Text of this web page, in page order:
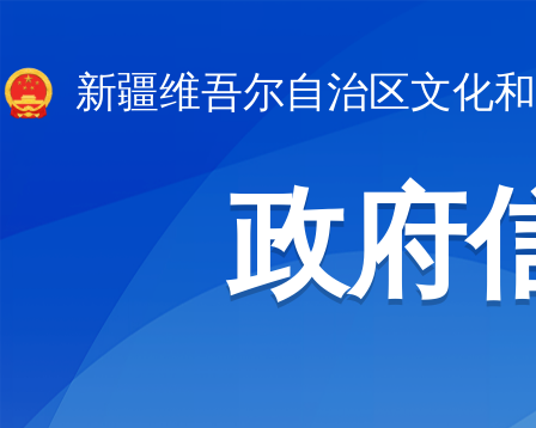
新疆维吾尔自治区文化
政府